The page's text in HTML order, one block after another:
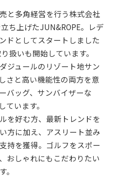
と多角経営を行う株式会社
ち上げたJUN&ROPE。レデ
ドとしてスタートしました
扱いも開始しています。
ジュールのリゾート地サン
さと高い機能性の両方を意
バッグ、サンバイザーな
ています。
を好む方、最新トレンドを
方に加え、アスリート並み
持を獲得。ゴルフをスポー
おしゃれにもこだわりたい
。